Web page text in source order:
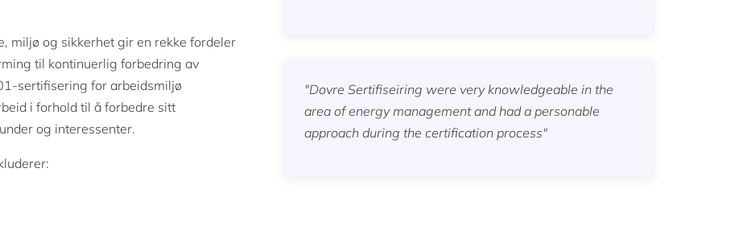
miljø og sikkerhet gir en rekke fordeler
til kontinuerlig forbedring av
sertifisering for arbeidsmiljø
i forhold til å forbedre sitt
og interessenter.
"Dovre Sertifiseiring were very knowledgeable in the
area of energy management and had a personable
approach during the certification process"